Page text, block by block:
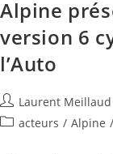
Alpine
version 6
l’Auto
Laurent Meillaud
acteurs / Alpine /